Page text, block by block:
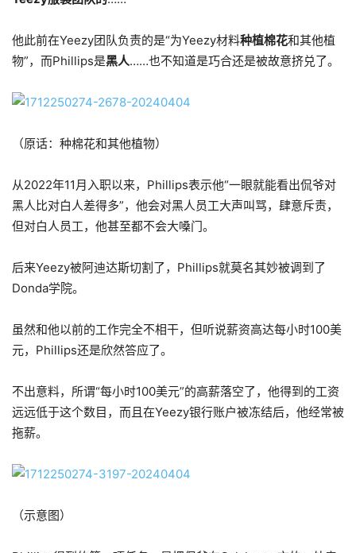
他此前在Yeezy团队负责的是“为Yeezy材料种植棉花和其他植
物”，而Phillips是黑人……也不知道是巧合还是被故意挤兑了。
（原话：种棉花和其他植物）
从2022年11月入职以来，Phillips表示他“一眼就能看出侃爷对
黑人比对白人差得多”，他会对黑人员工大声叫骂，肆意斥责，
但对白人员工，他甚至都不会大嗓门。
后来Yeezy被阿迪达斯切割了，Phillips就莫名其妙被调到了
Donda学院。
虽然和他以前的工作完全不相干，但听说薪资高达每小时100美
元，Phillips还是欣然答应了。
不出意料，所谓“每小时100美元”的高薪落空了，他得到的工资
远远低于这个数目，而且在Yeezy银行账户被冻结后，他经常被
拖薪。
（示意图）